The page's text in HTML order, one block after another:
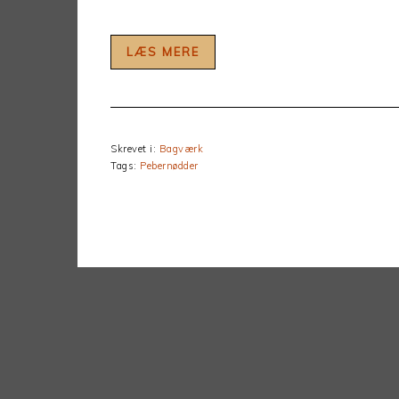
LÆS MERE
Skrevet i: Bagværk
Tags: Pebernødder